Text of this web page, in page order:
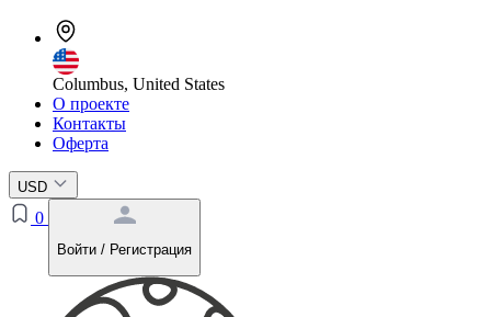
Columbus, United States
О проекте
Контакты
Оферта
USD
0
Войти / Регистрация